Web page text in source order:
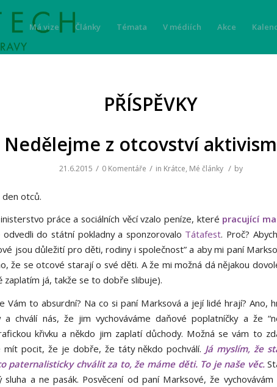
Má vize Články Témata V médiích Akce
PŘÍSPĚVKY
Nedělejme z otcovství
21.6.2015 / 0 Komentáře / in Krátce, Mé články / by
den otců.
práce a sociálních věcí vzalo peníze, které pracující
odvedli do státní pokladny a sponzorovalo Tátafest. Proč?
jsou důležití pro děti, rodiny i společnost” a aby mi paní
že se otcové starají o své děti. A že mi možná dá nějakou
zaplatím já, takže se to dobře slibuje).
Vám to absurdní? Na co si paní Marksová a její lidé hrají? Ano,
a chválí nás, že jim vychováváme daňové poplatníčky a že
křivku a někdo jim zaplatí důchody. Možná se vám to
mít pocit, že je dobře, že táty někdo pochválí. Já myslím, že
paternalisticky chválit za to, že máme děti. To je naše věc.
sluha a ne pasák. Posvěcení od paní Marksové, že